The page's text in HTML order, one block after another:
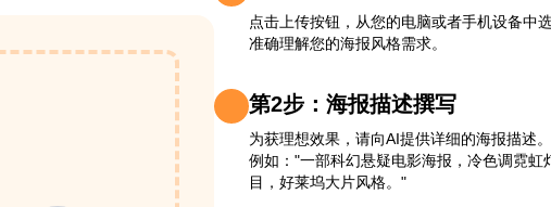
点击上传按钮，从您的电脑或者手机设备中
准确理解您的海报风格需求。
第2步：海报描述撰写
为获理想效果，请向AI提供详细的海报描述
例如："一部科幻悬疑电影海报，冷色调霓
目，好莱坞大片风格。"